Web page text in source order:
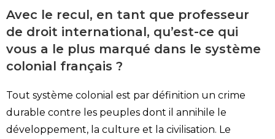
Avec le recul, en tant que professeur
de droit international, qu’est-ce qui
vous a le plus marqué dans le système
colonial français ?
Tout système colonial est par définition un crime
durable contre les peuples dont il annihile le
développement, la culture et la civilisation. Le